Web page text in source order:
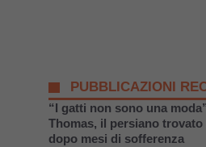
PUBBLICAZIONI
“I gatti non sono una
Thomas, il persiano
dopo mesi di sofferenza